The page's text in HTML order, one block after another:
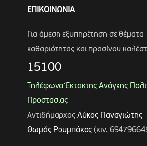
ΕΠΙΚΟΙΝΩΝΙΑ
Για άμεση εξυπηρέτηση σε θέματα
καθαριότητας και πρασίνου
15100
Τηλέφωνα Έκτακτης Ανάγκης
Προστασίας
Αντιδήμαρχος Λύκος Παναγιώτης
Θωμάς Ρουμπάκος(κιν.